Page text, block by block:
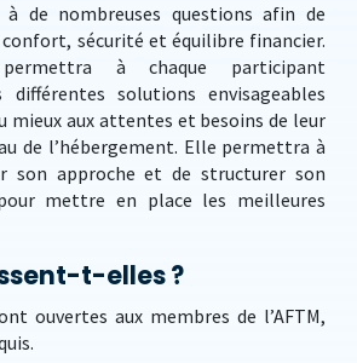
de nombreuses questions afin de
sécurité et équilibre financier.
à chaque participant
différentes solutions envisageables
mieux aux attentes et besoins de leur
de l’hébergement. Elle permettra à
son approche et de structurer son
mettre en place les meilleures
t-elles ?
ouvertes aux membres de l’AFTM,